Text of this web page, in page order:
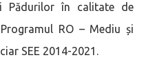
Pădurilor în calitate de
RO – Mediu și
SEE 2014-2021.